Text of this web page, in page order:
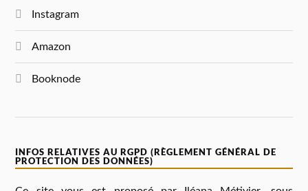
Instagram
Amazon
Booknode
INFOS RELATIVES AU RGPD (RÈGLEMENT GÉNÉRAL DE
PROTECTION DES DONNÉES)